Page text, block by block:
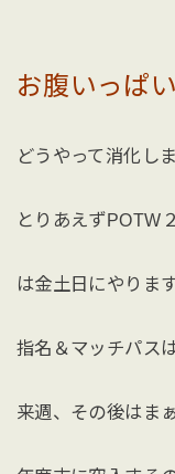
お腹いっぱ
どうやって消化し
とりあえずPOTW
は金土日にやります
指名＆マッチパス
来週、その後はま